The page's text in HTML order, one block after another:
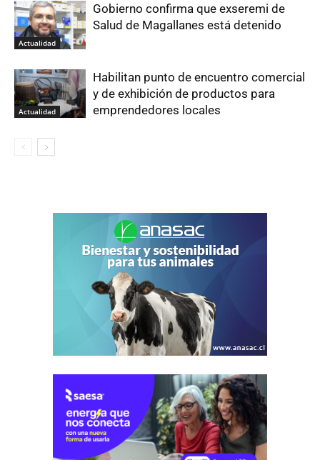
Actualidad
Gobierno confirma que exseremi de
Salud de Magallanes está detenido
Actualidad
Habilitan punto de encuentro comercial
y de exhibición de productos para
emprendedores locales